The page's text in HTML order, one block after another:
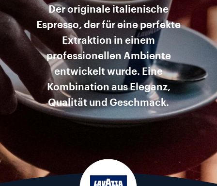
Der originale italienische
Espresso, der für eine perfekte
Extraktion in einem
professionellen Ambiente
entwickelt wurde. Eine
Kombination aus Eleganz,
Qualität und Geschmack.